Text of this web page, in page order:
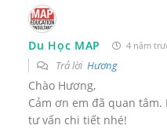
Du Học MAP 4 năm
Trả lời Hương
Chào Hương,
Cảm ơn em đã quan tâm.
tư vấn chi tiết nhé!